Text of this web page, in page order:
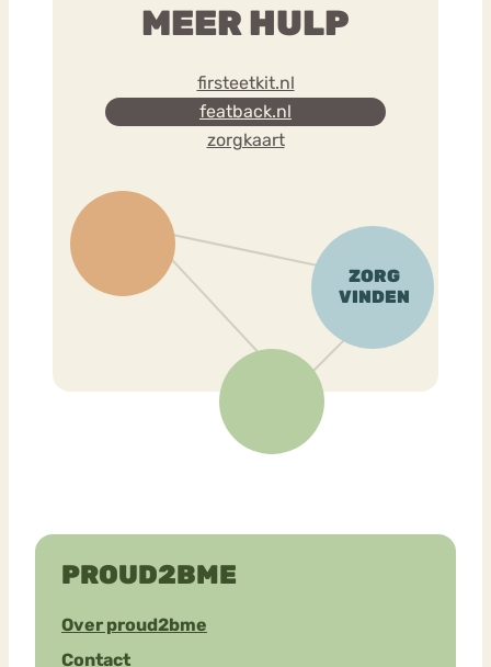
MEER HULP
firsteetkit.nl
featback.nl
zorgkaart
PROUD2BME
Over proud2bme
Contact